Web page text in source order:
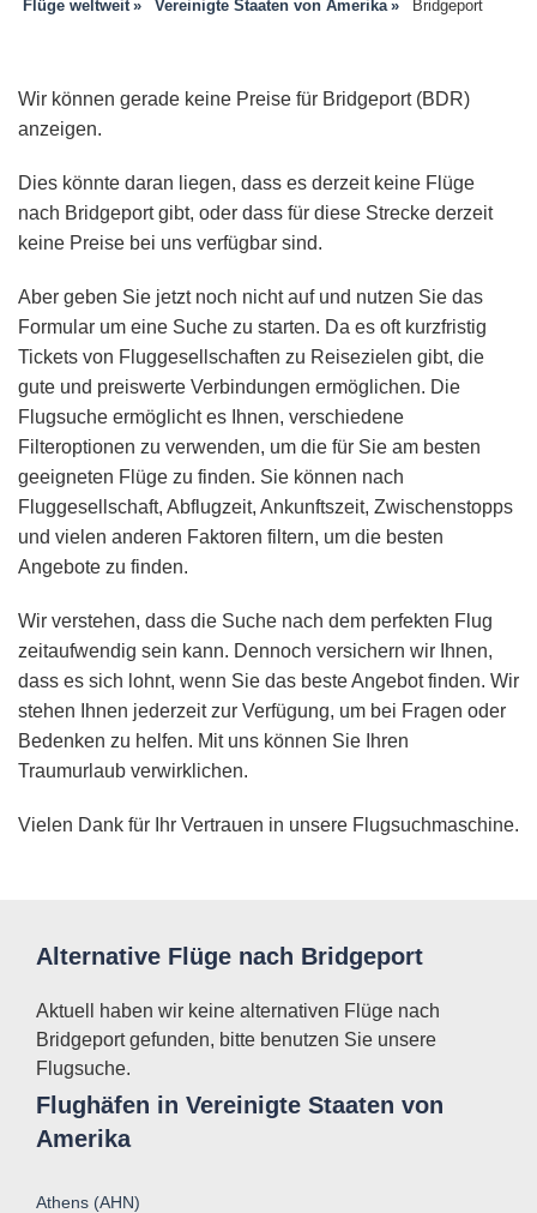
Flüge weltweit Vereinigte Staaten von Amerika Bridgeport
Wir können gerade keine Preise für Bridgeport (BDR)
anzeigen.
Dies könnte daran liegen, dass es derzeit keine Flüge
nach Bridgeport gibt, oder dass für diese Strecke derzeit
keine Preise bei uns verfügbar sind.
Aber geben Sie jetzt noch nicht auf und nutzen Sie das
Formular um eine Suche zu starten. Da es oft kurzfristig
Tickets von Fluggesellschaften zu Reisezielen gibt, die
gute und preiswerte Verbindungen ermöglichen. Die
Flugsuche ermöglicht es Ihnen, verschiedene
Filteroptionen zu verwenden, um die für Sie am besten
geeigneten Flüge zu finden. Sie können nach
Fluggesellschaft, Abflugzeit, Ankunftszeit, Zwischenstopps
und vielen anderen Faktoren filtern, um die besten
Angebote zu finden.
Wir verstehen, dass die Suche nach dem perfekten Flug
zeitaufwendig sein kann. Dennoch versichern wir Ihnen,
dass es sich lohnt, wenn Sie das beste Angebot finden. Wir
stehen Ihnen jederzeit zur Verfügung, um bei Fragen oder
Bedenken zu helfen. Mit uns können Sie Ihren
Traumurlaub verwirklichen.
Vielen Dank für Ihr Vertrauen in unsere Flugsuchmaschine.
Alternative Flüge nach Bridgeport
Aktuell haben wir keine alternativen Flüge nach
Bridgeport gefunden, bitte benutzen Sie unsere
Flugsuche.
Flughäfen in Vereinigte Staaten von
Amerika
Athens (AHN)